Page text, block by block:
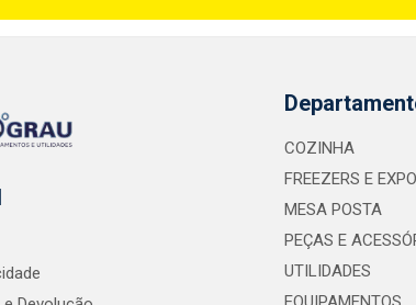
COZINHA
FREEZERS E
MESA POSTA
PEÇAS E
UTILIDADES